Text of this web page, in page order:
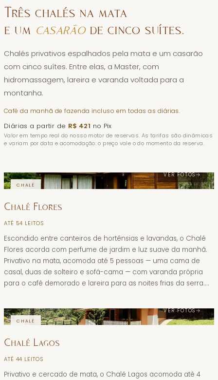
Três chalés na mata
e um casarãode cinco suítes.
Chalés privativos espalhados pela mata e um casarão
com cinco suítes. Entre elas, a Master, com
hidromassagem, lareira e varanda voltada para a
montanha.
Café da manhã de fazenda incluso em todas as diárias.
Diárias a partir de R$ 421 no Pix
Valor em tempo real do nosso motor de reservas. As tarifas são dinâmicas
e variam por data e acomodação: o preço vale o do momento da reserva.
CHALÉ
VER FOTOS→
Chalé Flores
ATÉ 54 LEITOS
Escondido entre canteiros de hortênsias e lavandas, o Chalé
Flores acorda com perfume de jardim e luz suave da manhã.
Privativo na mata, acomoda até 5 pessoas — uma cama de
casal, duas de solteiro e sofá-cama — com varanda própria
para o café demorado e lareira para as noites frias da serra.
a família.
CHALÉ
VER FOTOS→
Chalé Lagos
ATÉ 44 LEITOS
Privativo e cercado de mata, o Chalé Lagos acomoda até 4